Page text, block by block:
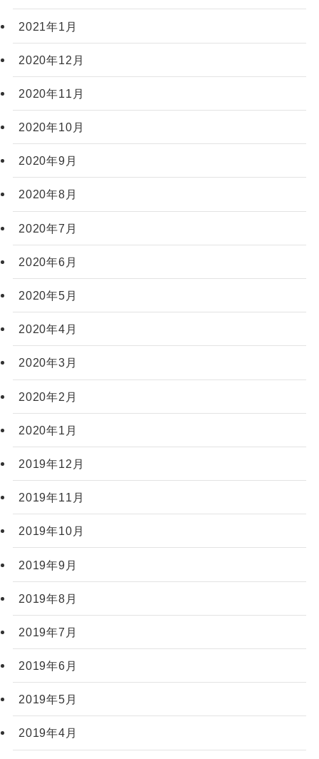
2021年1月
2020年12月
2020年11月
2020年10月
2020年9月
2020年8月
2020年7月
2020年6月
2020年5月
2020年4月
2020年3月
2020年2月
2020年1月
2019年12月
2019年11月
2019年10月
2019年9月
2019年8月
2019年7月
2019年6月
2019年5月
2019年4月